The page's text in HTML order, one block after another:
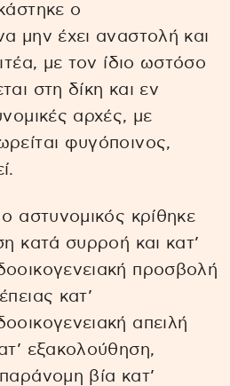
ο
μην έχει αναστολή και
με τον ίδιο ωστόσο
στη δίκη και εν
αρχές, με
φυγόποινος,
αστυνομικός κρίθηκε
κατά συρροή και κατ’
προσβολή
κατ’
απειλή
εξακολούθηση,
βία κατ’